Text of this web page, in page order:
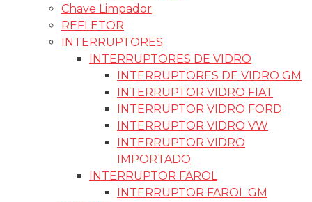
Chave Limpador
REFLETOR
INTERRUPTORES
INTERRUPTORES DE VIDRO
INTERRUPTORES DE VIDRO GM
INTERRUPTOR VIDRO FIAT
INTERRUPTOR VIDRO FORD
INTERRUPTOR VIDRO VW
INTERRUPTOR VIDRO
IMPORTADO
INTERRUPTOR FAROL
INTERRUPTOR FAROL GM